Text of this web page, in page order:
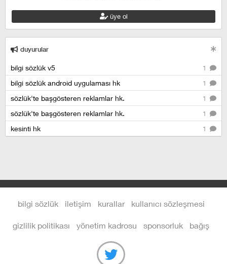
üye ol
duyurular
1
bilgi sözlük v5
1
bilgi sözlük android uygulaması hk
1
sözlük'te başgösteren reklamlar hk.
1
sözlük'te başgösteren reklamlar hk.
1
kesinti hk
bilgi sözlük iletişim kurallar kullanıcı sözleşmesi
gizlilik politikası yönetim kadrosu sponsorluk bağış